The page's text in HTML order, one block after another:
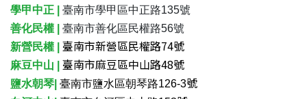
學甲中正 | 臺南市學甲區中正路135號
善化民權 | 臺南市善化區民權路56號
新營民權 | 臺南市新營區民權路74號
麻豆中山 | 臺南市麻豆區中山路48號
鹽水朝琴| 臺南市鹽水區朝琴路126-3號